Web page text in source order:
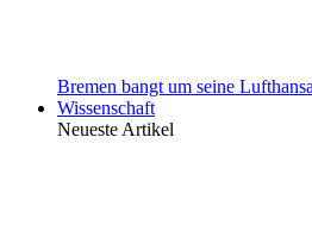
Bremen bangt um seine
Wissenschaft
Neueste Artikel